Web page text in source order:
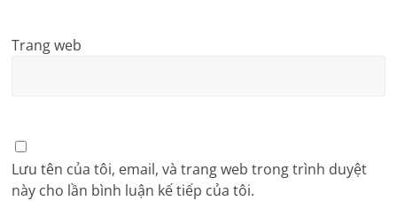
Trang web
Lưu tên của tôi, email, và trang web trong trình duyệt
này cho lần bình luận kế tiếp của tôi.